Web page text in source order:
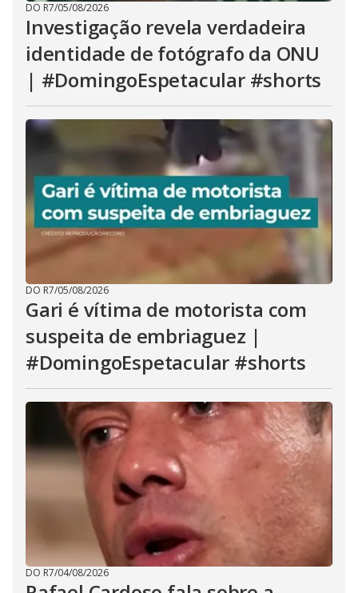
DO R7/05/08/2026
Investigação revela verdadeira
identidade de fotógrafo da ONU
| #DomingoEspetacular #shorts
DO R7/05/08/2026
Gari é vítima de motorista com
suspeita de embriaguez |
#DomingoEspetacular #shorts
DO R7/04/08/2026